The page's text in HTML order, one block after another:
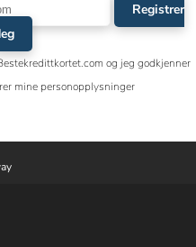
Registrer
og jeg godkjenner
mine personopplysninger